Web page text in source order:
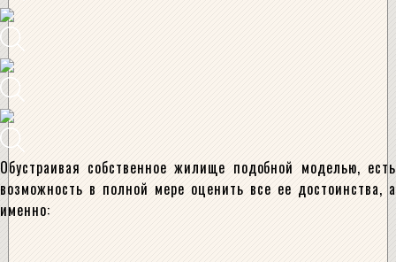
Обустраивая собственное жилище подобной моделью, есть
возможность в полной мере оценить все ее достоинства, а
именно: